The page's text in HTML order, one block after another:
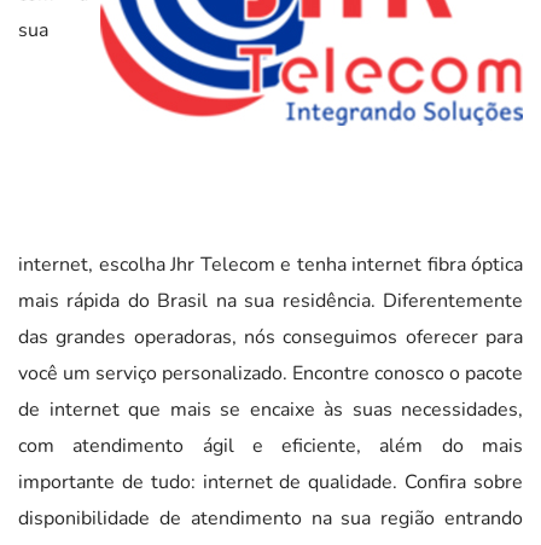
sua
internet, escolha Jhr Telecom e tenha internet fibra óptica
mais rápida do Brasil na sua residência. Diferentemente
das grandes operadoras, nós conseguimos oferecer para
você um serviço personalizado. Encontre conosco o pacote
de internet que mais se encaixe às suas necessidades,
com atendimento ágil e eficiente, além do mais
importante de tudo: internet de qualidade. Confira sobre
disponibilidade de atendimento na sua região entrando